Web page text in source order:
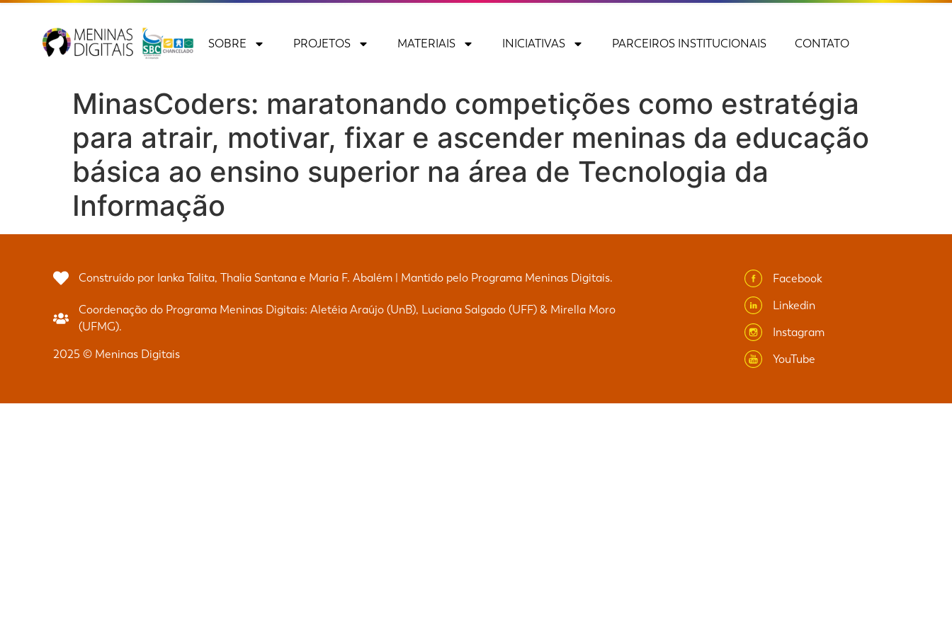
SOBRE PROJETOS MATERIAIS INICIATIVAS PARCEIROS INSTITUCIONAIS CONTATO
MinasCoders: maratonando competições como estratégia
para atrair, motivar, fixar e ascender meninas da educação
básica ao ensino superior na área de Tecnologia da
Informação
Construído por Ianka Talita, Thalia Santana e Maria F. Abalém | Mantido pelo Programa Meninas Digitais.
Coordenação do Programa Meninas Digitais: Aletéia Araújo (UnB), Luciana Salgado (UFF) & Mirella Moro
(UFMG).
2025 © Meninas Digitais
Facebook
Linkedin
Instagram
YouTube